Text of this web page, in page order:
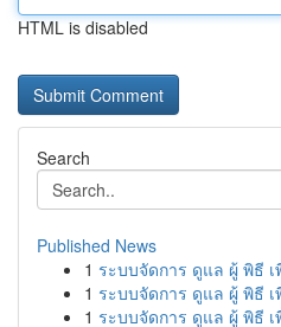
HTML is disabled
Search
Published News
1 ระบบจัดการ ดูแล ผู้ พิธี
1 ระบบจัดการ ดูแล ผู้ พิธี
1 ระบบจัดการ ดูแล ผู้ พิธี